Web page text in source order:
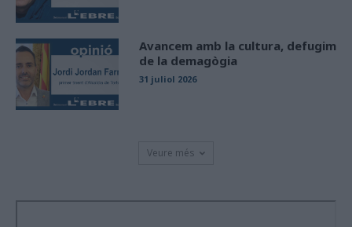
Avancem amb la cultura, defugim
de la demagògia
31 juliol 2026
Veure més